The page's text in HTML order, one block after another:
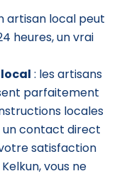
artisan local peut
heures, un vrai
: les artisans
parfaitement
locales
contact direct
satisfaction
vous ne